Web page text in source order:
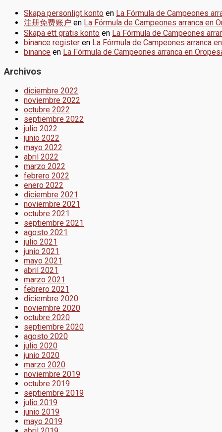
Skapa personligt konto en La Fórmula de Campeones
注册免费账户 en La Fórmula de Campeones arranca en
Skapa ett gratis konto en La Fórmula de Campeones
binance register en La Fórmula de Campeones arranca
binance en La Fórmula de Campeones arranca en
Archivos
diciembre 2022
noviembre 2022
octubre 2022
septiembre 2022
julio 2022
junio 2022
mayo 2022
abril 2022
marzo 2022
febrero 2022
enero 2022
diciembre 2021
noviembre 2021
octubre 2021
septiembre 2021
agosto 2021
julio 2021
junio 2021
mayo 2021
abril 2021
marzo 2021
febrero 2021
diciembre 2020
noviembre 2020
octubre 2020
septiembre 2020
agosto 2020
julio 2020
junio 2020
marzo 2020
noviembre 2019
octubre 2019
septiembre 2019
julio 2019
junio 2019
mayo 2019